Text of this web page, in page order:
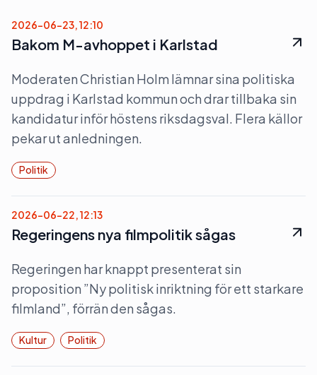
2026-06-23, 12:10
Bakom M-avhoppet i Karlstad
Moderaten Christian Holm lämnar sina politiska
uppdrag i Karlstad kommun och drar tillbaka sin
kandidatur inför höstens riksdagsval. Flera källor
pekar ut anledningen.
Politik
2026-06-22, 12:13
Regeringens nya filmpolitik sågas
Regeringen har knappt presenterat sin
proposition ”Ny politisk inriktning för ett starkare
filmland”, förrän den sågas.
Kultur Politik